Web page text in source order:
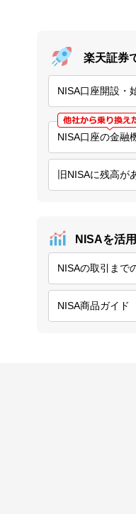
楽天証券
NISA口座開設・
NISA口座の金融
旧NISAに残高が
NISAを活
NISAの取引まで
NISA商品ガイド